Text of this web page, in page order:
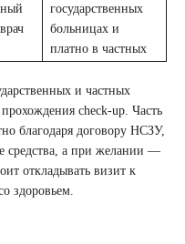
государственных
больницах и
платно в частных
и частных
check-up. Часть
благодаря договору НСЗУ,
средства, а при желании —
откладывать визит к
здоровьем.